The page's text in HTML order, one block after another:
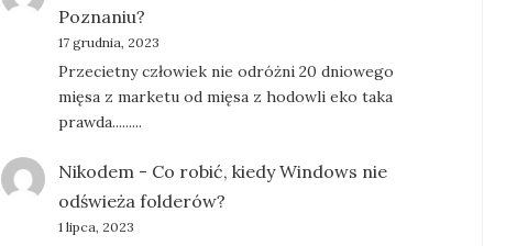
Poznaniu?
17 grudnia, 2023
Przecietny człowiek nie odróżni 20 dniowego
mięsa z marketu od mięsa z hodowli eko taka
prawda.........
Nikodem - Co robić, kiedy Windows nie
odświeża folderów?
1 lipca, 2023